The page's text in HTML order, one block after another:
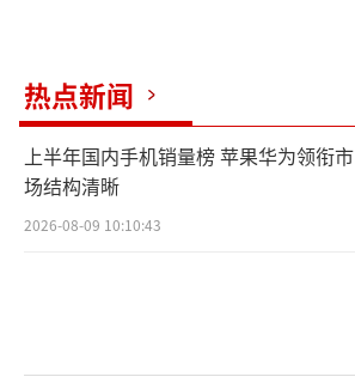
热点新闻
上半年国内手机销量榜 苹果华为领衔市
场结构清晰
2026-08-09 10:10:43